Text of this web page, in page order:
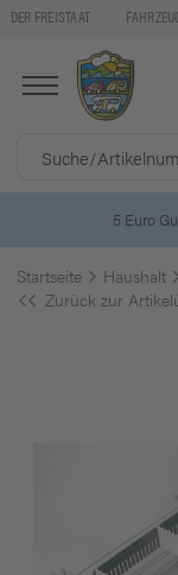
DER FREISTAAT
5 Euro
Startseite Haushalt
Zurück zur